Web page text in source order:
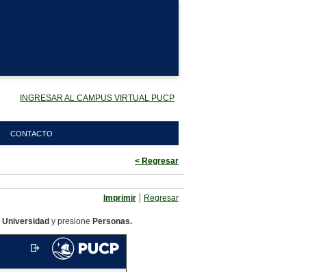
INGRESAR AL CAMPUS VIRTUAL PUCP
CONTACTO
< Regresar
Imprimir | Regresar
Universidad y presione Personas.